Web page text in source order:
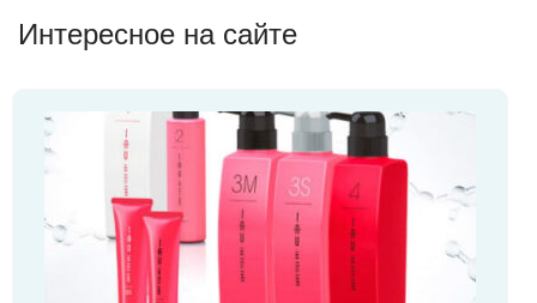
Интересное на сайте